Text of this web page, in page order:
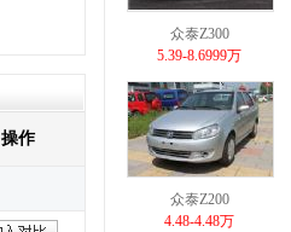
操作
众泰Z300
5.39-8.6999万
众泰Z200
4.48-4.48万